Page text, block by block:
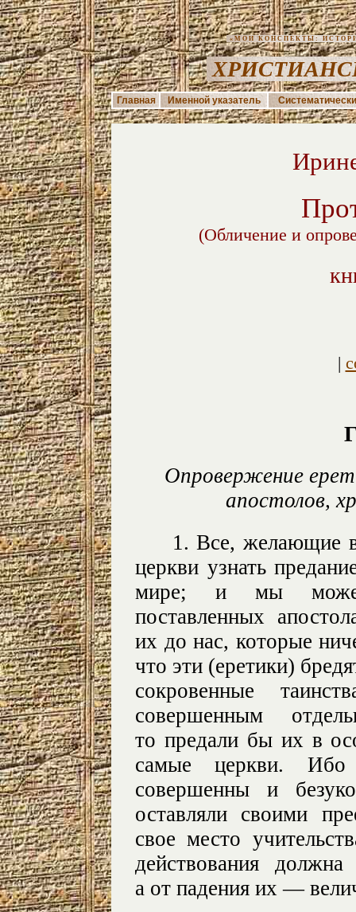
«МОИ КОНСПЕКТЫ:
Главная Именной указатель
(Обличение и
|
Опровержение
апостолов,
1. Все, желающие
церкви узнать
мире; и мы можем
поставленных
их до нас, которые
что эти (еретики)
сокровенные
совершенным
то предали бы их в
самые церкви.
совершенны и
оставляли своими
свое место
действования
а от падения их —